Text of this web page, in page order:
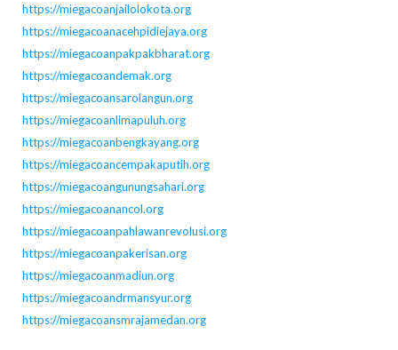
https://miegacoanjailolokota.org
https://miegacoanacehpidiejaya.org
https://miegacoanpakpakbharat.org
https://miegacoandemak.org
https://miegacoansarolangun.org
https://miegacoanlimapuluh.org
https://miegacoanbengkayang.org
https://miegacoancempakaputih.org
https://miegacoangunungsahari.org
https://miegacoanancol.org
https://miegacoanpahlawanrevolusi.org
https://miegacoanpakerisan.org
https://miegacoanmadiun.org
https://miegacoandrmansyur.org
https://miegacoansmrajamedan.org